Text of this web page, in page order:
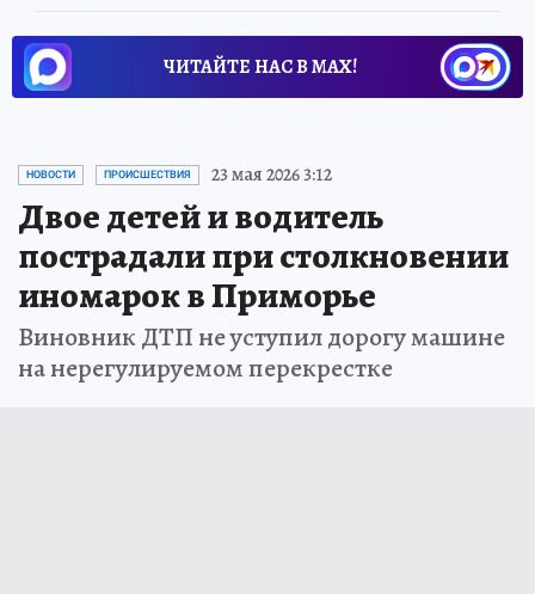
ЧИТАЙТЕ НАС В МАХ!
НОВОСТИ ПРОИСШЕСТВИЯ 23 мая 2026 3:12
Двое детей и водитель
пострадали при столкновении
иномарок в Приморье
Виновник ДТП не уступил дорогу машине
на нерегулируемом перекрестке